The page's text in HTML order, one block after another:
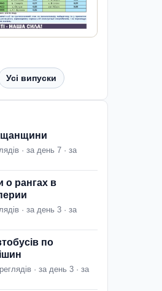
Усі випуски
· за день 7 · за
о рангах в
· за день 3 · за
по
· за день 3 · за